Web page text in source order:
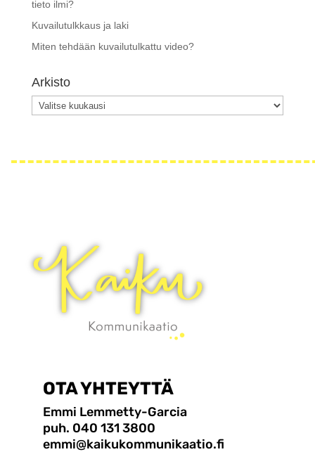
tieto ilmi?
Kuvailutulkkaus ja laki
Miten tehdään kuvailutulkattu video?
Arkisto
Arkisto
OTA YHTEYTTÄ
Emmi Lemmetty-Garcia
puh. 040 131 3800
emmi@kaikukommunikaatio.fi